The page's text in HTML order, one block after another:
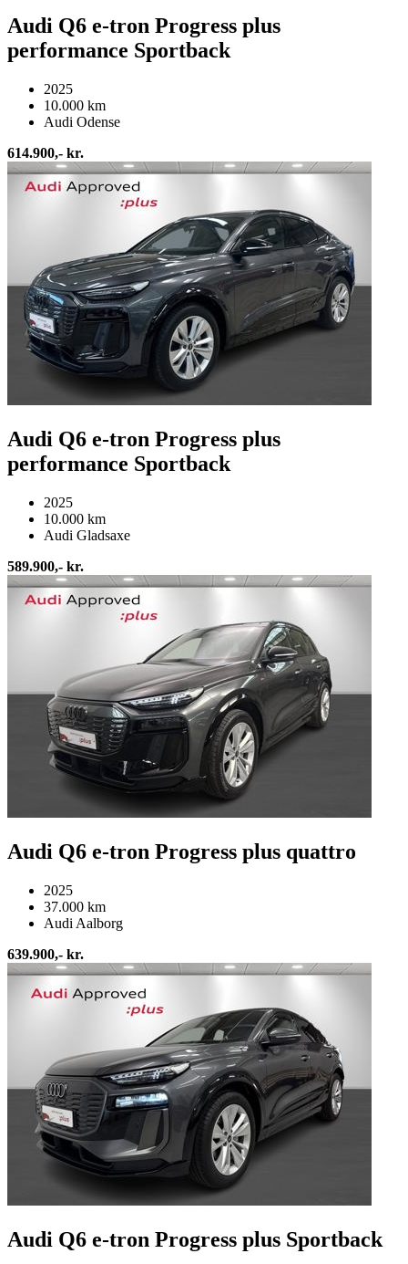
Audi Q6 e-tron Progress plus
performance Sportback
2025
10.000 km
Audi Odense
614.900,- kr.
Audi Q6 e-tron Progress plus
performance Sportback
2025
10.000 km
Audi Gladsaxe
589.900,- kr.
Audi Q6 e-tron Progress plus quattro
2025
37.000 km
Audi Aalborg
639.900,- kr.
Audi Q6 e-tron Progress plus Sportback